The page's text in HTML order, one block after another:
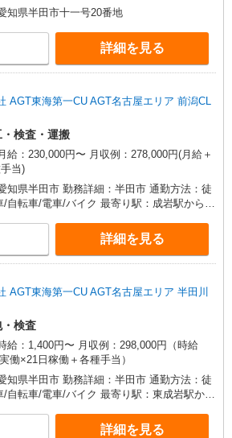
当（通勤費・残業代別途支給）
知県半田市十一号20番地
詳細を見る
AGT東海第一CU AGT名古屋エリア 前潟CL
・検査・運搬
給：230,000円〜 月収例：278,000円(月給＋
当)
知県半田市 勤務詳細：半田市 通勤方法：徒
/自転車/電車/バイク 最寄り駅：成岩駅から車
詳細を見る
AGT東海第一CU AGT名古屋エリア 半田川
検査
給：1,400円〜 月収例：298,000円（時給
働×21日稼働＋各種手当）
知県半田市 勤務詳細：半田市 通勤方法：徒
/自転車/電車/バイク 最寄り駅：東成岩駅から
詳細を見る